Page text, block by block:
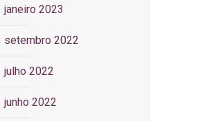
janeiro 2023
setembro 2022
julho 2022
junho 2022